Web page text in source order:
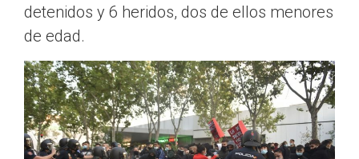
detenidos y 6 heridos, dos de ellos menores
de edad.